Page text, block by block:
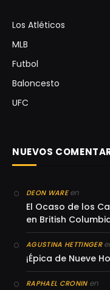
Los Atléticos
MLB
Futbol
Baloncesto
UFC
NUEVOS
DEON WAREen
El Ocaso de los
en British
AGUSTINA HETTINGER
¡Épica de Nueve
RAPHAEL CRONINen